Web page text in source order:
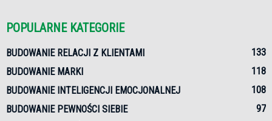
POPULARNE KATEGORIE
BUDOWANIE RELACJI Z KLIENTAMI
133
BUDOWANIE MARKI
118
BUDOWANIE INTELIGENCJI EMOCJONALNEJ
108
BUDOWANIE PEWNOŚCI SIEBIE
97